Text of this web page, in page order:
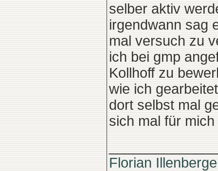
selber aktiv
irgendwann sag
mal versuch zu
ich bei gmp
Kollhoff zu
wie ich
dort selbst mal
sich mal für
Florian